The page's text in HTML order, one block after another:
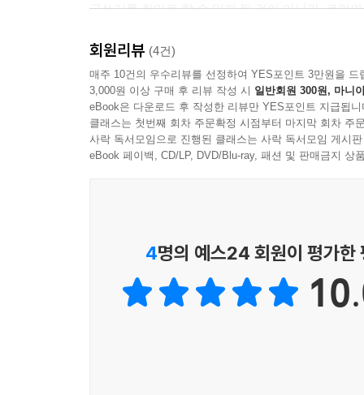
글쓰기를 취미로 할 수 있게 된 것이 아니라, 로펌
꾸준히 글 쓴 덕에 생긴 다양한 ‘관계’가 생계의
그렇게 방송인·뉴스레터 발행인·독서모임 운영자
확신이 들었을 때 다니던 직장에서 나와 프리랜
이들에게 글쓰기를 권합니다. 글쓰기는 우리 삶
일상의 모든 것을 글감으로 삼아 꾸준히 쓰면, 결
독립해서 살 수 있는 방법을 찾아낸 작가의 인생 실
주는 연결선이지요. 저자는 “작가란 글을 쓰고,
사람들이 있으면 된다, 나아가 이런 사람들이 ‘
흔하게 생기지 않습니다. 직장 내, 직장 간에서
회원리뷰 (4건)
매주 10건의 우수리뷰를 선정하여 YES포인트 3만원을 드
3,000원 이상 구매 후 리뷰 작성 시 일반회원 300원, 마니
eBook은 다운로드 후 작성한 리뷰만 YES포인트 지급됩니
클래스는 첫번째 회차 주문확정 시점부터 마지막 회차 주
사락 독서모임으로 진행된 클래스는 사락 독서모임 게시
eBook 페이백, CD/LP, DVD/Blu-ray, 패션 및 판매금지 상
4명의 예스24 회원이 평가한